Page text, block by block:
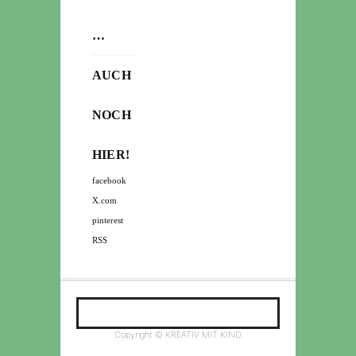
…
AUCH
NOCH
HIER!
facebook
X.com
pinterest
RSS
Copyright © KREATIV MIT KIND